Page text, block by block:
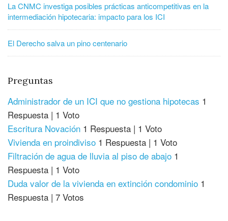
La CNMC investiga posibles prácticas anticompetitivas en la
intermediación hipotecaria: impacto para los ICI
El Derecho salva un pino centenario
Preguntas
Administrador de un ICI que no gestiona hipotecas 1
Respuesta | 1 Voto
Escritura Novación 1 Respuesta | 1 Voto
Vivienda en proindiviso 1 Respuesta | 1 Voto
Filtración de agua de lluvia al piso de abajo 1
Respuesta | 1 Voto
Duda valor de la vivienda en extinción condominio 1
Respuesta | 7 Votos